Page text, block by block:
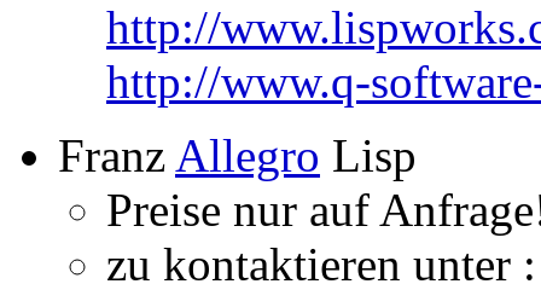
http://
http://www.q-
Franz Allegro Lisp
Preise nur auf
zu kontaktieren unter